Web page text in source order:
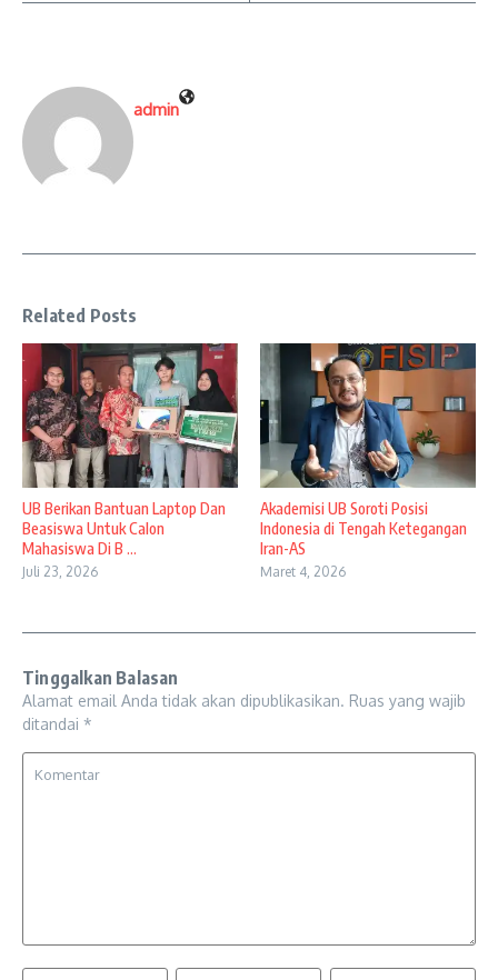
admin
Related Posts
UB Berikan Bantuan Laptop Dan
Beasiswa Untuk Calon
Mahasiswa Di B ...
Juli 23, 2026
Akademisi UB Soroti Posisi
Indonesia di Tengah Ketegangan
Iran-AS
Maret 4, 2026
Tinggalkan Balasan
Alamat email Anda tidak akan dipublikasikan. Ruas yang wajib
ditandai *